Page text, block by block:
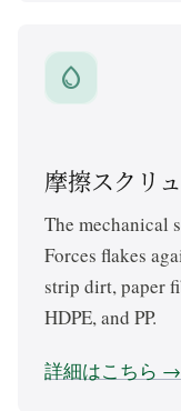
water_drop
摩擦スクリ
The mechanical
Forces flakes
strip dirt, paper
HDPE, and PP.
詳細はこちら →